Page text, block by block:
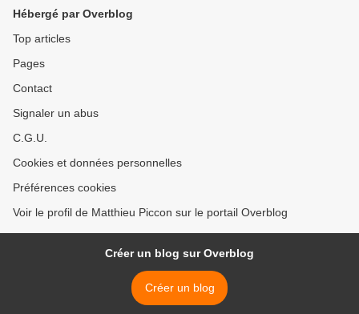
Hébergé par Overblog
Top articles
Pages
Contact
Signaler un abus
C.G.U.
Cookies et données personnelles
Préférences cookies
Voir le profil de Matthieu Piccon sur le portail Overblog
Créer un blog sur Overblog
Créer un blog